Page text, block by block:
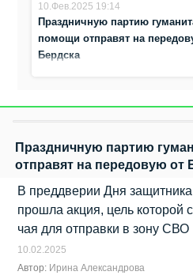
10.Фев.2025 19:14
Праздничную партию
помощи отправят на
Бердска
Праздничную партию
отправят на передовую от
В преддверии Дня
прошла акция, цель которой
чая для отправки в зону СВО
10.02.2025
Автор: Ирина Александрова